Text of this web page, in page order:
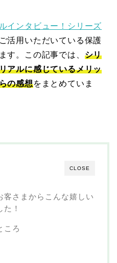
インタビュー！シリーズ
活用いただいている保護
す。この記事では、 シリ
アルに感じているメリッ
の感想をまとめていま
CLOSE
客さまからこんな嬉しい
！
ころ